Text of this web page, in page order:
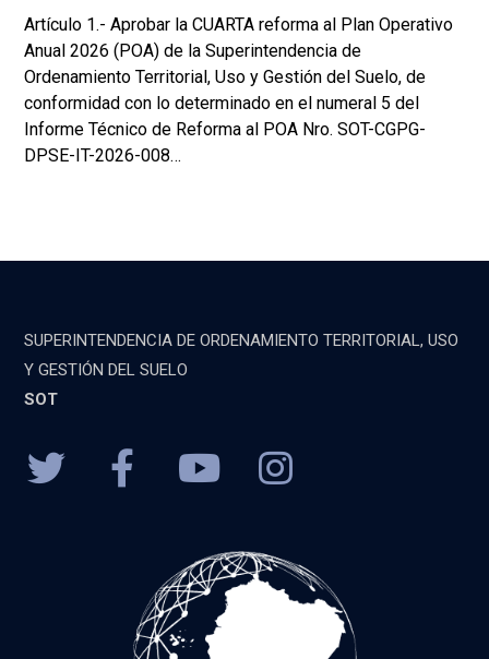
Artículo 1.- Aprobar la CUARTA reforma al Plan Operativo
Anual 2026 (POA) de la Superintendencia de
Ordenamiento Territorial, Uso y Gestión del Suelo, de
conformidad con lo determinado en el numeral 5 del
Informe Técnico de Reforma al POA Nro. SOT-CGPG-
DPSE-IT-2026-008…
SUPERINTENDENCIA DE ORDENAMIENTO TERRITORIAL, USO
Y GESTIÓN DEL SUELO
SOT